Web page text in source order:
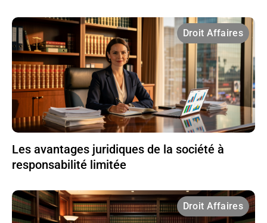
Droit Affaires
Les avantages juridiques de la société à
responsabilité limitée
Droit Affaires